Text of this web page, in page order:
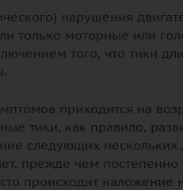
нарушения
только моторные или
того, что тики
приходится на
тики, как правило,
следующих
прежде чем постепенно
происходит